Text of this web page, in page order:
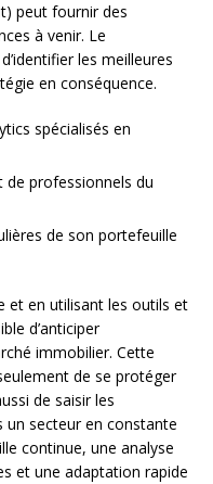
peut fournir des
à venir. Le
les meilleures
en conséquence.
spécialisés en
de professionnels du
de son portefeuille
et en utilisant les outils et
d’anticiper
immobilier. Cette
de se protéger
de saisir les
secteur en constante
continue, une analyse
et une adaptation rapide